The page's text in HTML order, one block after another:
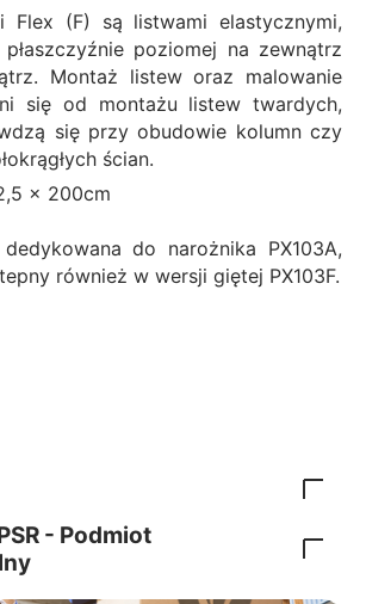
Flex (F) są listwami elastycznymi,
poziomej na zewnątrz
Montaż listew oraz malowanie
się od montażu listew twardych,
się przy obudowie kolumn czy
ścian.
x 200cm
do narożnika PX103A,
również w wersji giętej PX103F.
- Podmiot